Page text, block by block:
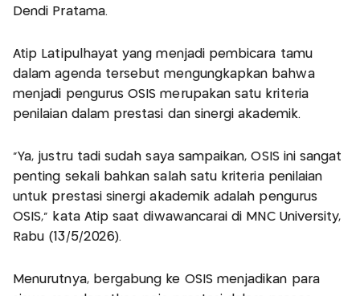
Dendi Pratama.
Atip Latipulhayat yang menjadi pembicara tamu
dalam agenda tersebut mengungkapkan bahwa
menjadi pengurus OSIS merupakan satu kriteria
penilaian dalam prestasi dan sinergi akademik.
“Ya, justru tadi sudah saya sampaikan, OSIS ini sangat
penting sekali bahkan salah satu kriteria penilaian
untuk prestasi sinergi akademik adalah pengurus
OSIS,” kata Atip saat diwawancarai di MNC University,
Rabu (13/5/2026).
Menurutnya, bergabung ke OSIS menjadikan para